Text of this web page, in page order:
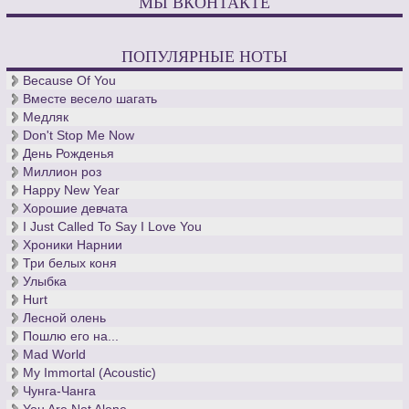
ПОПУЛЯРНЫЕ НОТЫ
Because Of You
Вместе весело шагать
Медляк
Don't Stop Me Now
День Рожденья
Миллион роз
Happy New Year
Хорошие девчата
I Just Called To Say I Love You
Хроники Нарнии
Три белых коня
Улыбка
Hurt
Лесной олень
Пошлю его на...
Mad World
My Immortal (Acoustic)
Чунга-Чанга